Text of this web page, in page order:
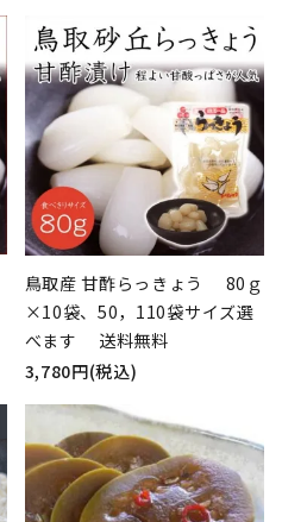
鳥取産 甘酢らっきょう 80ｇ
×10袋、50，110袋サイズ選
べます 送料無料
3,780円(税込)